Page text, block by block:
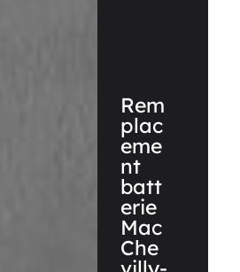
Rem
plac
eme
nt
batt
erie
Mac
Che